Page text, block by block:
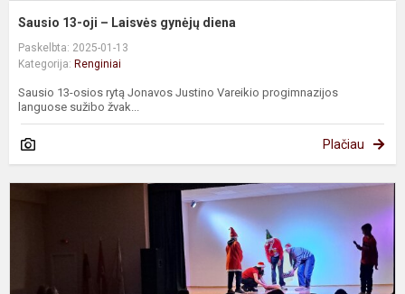
Sausio 13-oji – Laisvės gynėjų diena
Paskelbta: 2025-01-13
Kategorija: Renginiai
Sausio 13-osios rytą Jonavos Justino Vareikio progimnazijos
languose sužibo žvak...
Plačiau